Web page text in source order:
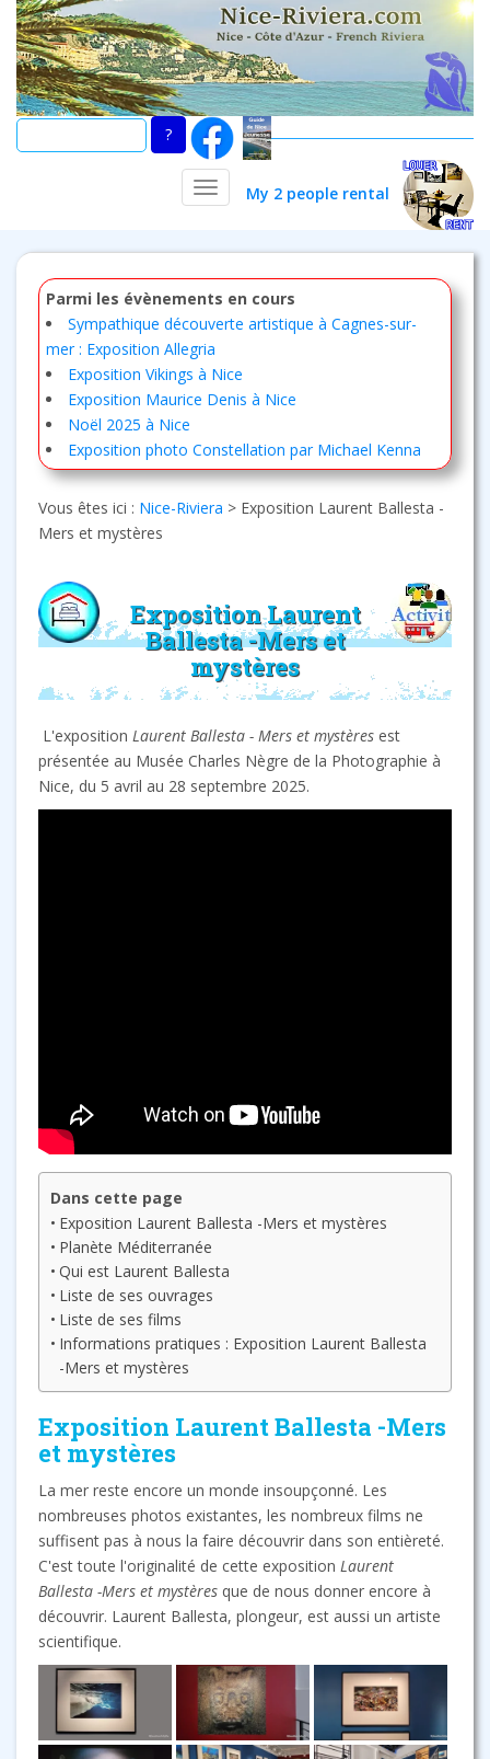
Skip
main
content
My 2 people rental
TOGGLE NAVIGATION
Parmi les évènements en cours
Sympathique découverte artistique à Cagnes-sur-
mer : Exposition Allegria
Exposition Vikings à Nice
Exposition Maurice Denis à Nice
Noël 2025 à Nice
Exposition photo Constellation par Michael Kenna
Vous êtes ici : Nice-Riviera > Exposition Laurent Ballesta -
Mers et mystères
Exposition Laurent
Ballesta -Mers et
mystères
L'exposition Laurent Ballesta - Mers et mystères est
présentée au Musée Charles Nègre de la Photographie à
Nice, du 5 avril au 28 septembre 2025.
Dans cette page
Exposition Laurent Ballesta -Mers et mystères
Planète Méditerranée
Qui est Laurent Ballesta
Liste de ses ouvrages
Liste de ses films
Informations pratiques : Exposition Laurent Ballesta
-Mers et mystères
Exposition Laurent Ballesta -Mers
et mystères
La mer reste encore un monde insoupçonné. Les
nombreuses photos existantes, les nombreux films ne
suffisent pas à nous la faire découvrir dans son entièreté.
C'est toute l'originalité de cette exposition Laurent
Ballesta -Mers et mystères que de nous donner encore à
découvrir. Laurent Ballesta, plongeur, est aussi un artiste
scientifique.